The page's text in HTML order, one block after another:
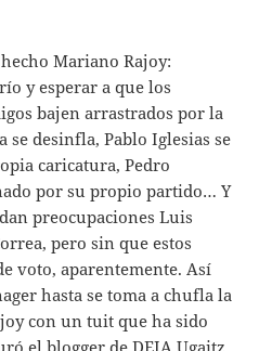
Mariano Rajoy:
y esperar a que los
bajen arrastrados por la
desinfla, Pablo Iglesias se
caricatura, Pedro
por su propio partido… Y
preocupaciones Luis
pero sin que estos
voto, aparentemente. Así
hasta se toma a chufla la
con un tuit que ha sido